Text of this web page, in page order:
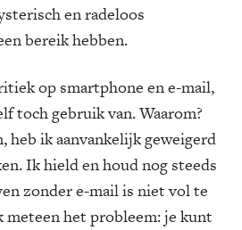
en radeloos
bereik hebben.
op smartphone en e-mail,
toch gebruik van. Waarom?
heb ik aanvankelijk geweigerd
Ik hield en houd nog steeds
zonder e-mail is niet vol te
meteen het probleem: je kunt